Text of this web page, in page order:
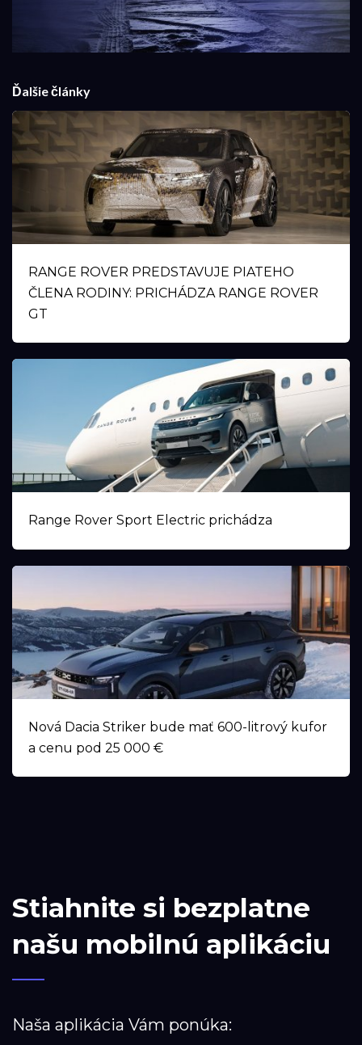
Ďalšie články
RANGE ROVER PREDSTAVUJE PIATEHO
ČLENA RODINY: PRICHÁDZA RANGE ROVER
GT
Range Rover Sport Electric prichádza
Nová Dacia Striker bude mať 600-litrový kufor
a cenu pod 25 000 €
Stiahnite si bezplatne
našu mobilnú aplikáciu
Naša aplikácia Vám ponúka: